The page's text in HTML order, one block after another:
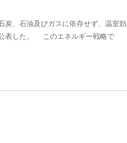
炭、石油及びガスに依存せず、温室効
表した。 このエネルギー戦略で